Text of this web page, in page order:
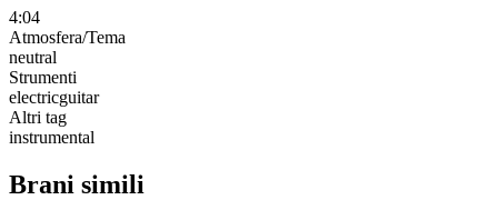
4:04
Atmosfera/Tema
neutral
Strumenti
electricguitar
Altri tag
instrumental
Brani simili